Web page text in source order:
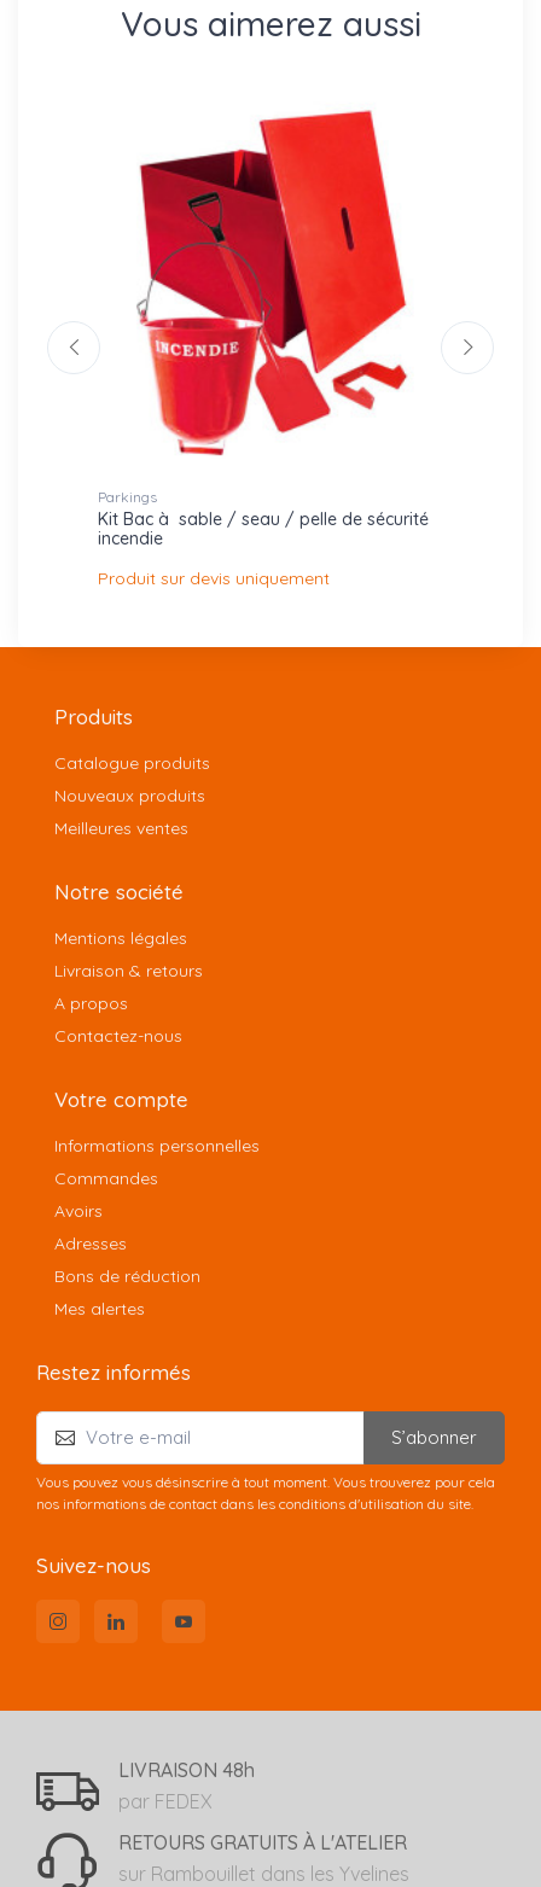
Vous aimerez aussi
Parkings
Kit Bac à sable / seau / pelle de sécurité
incendie
Produit sur devis uniquement
Produits
Catalogue produits
Nouveaux produits
Meilleures ventes
Notre société
Mentions légales
Livraison & retours
A propos
Contactez-nous
Votre compte
Informations personnelles
Commandes
Avoirs
Adresses
Bons de réduction
Mes alertes
Restez informés
S’abonner
Vous pouvez vous désinscrire à tout moment. Vous trouverez pour cela
nos informations de contact dans les conditions d'utilisation du site.
Suivez-nous
LIVRAISON 48h
par FEDEX
RETOURS GRATUITS À L'ATELIER
sur Rambouillet dans les Yvelines